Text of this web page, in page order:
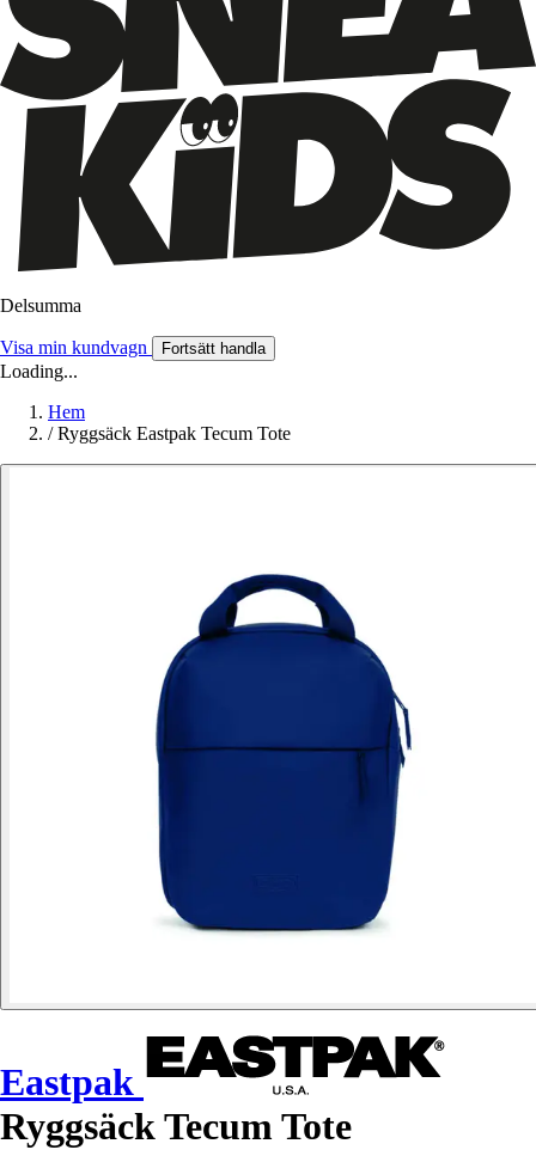
Delsumma
Visa min kundvagn Fortsätt handla
Loading...
Hem
/ Ryggsäck Eastpak Tecum Tote
Eastpak
Ryggsäck Tecum Tote